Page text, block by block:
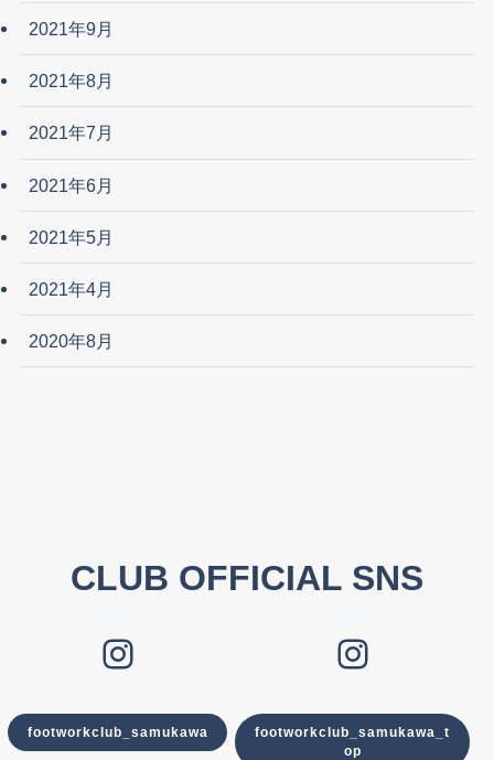
2021年9月
2021年8月
2021年7月
2021年6月
2021年5月
2021年4月
2020年8月
CLUB OFFICIAL SNS
Instagram
footworkclub_samukawa
Instagram
footworkclub_samukawa_t
op